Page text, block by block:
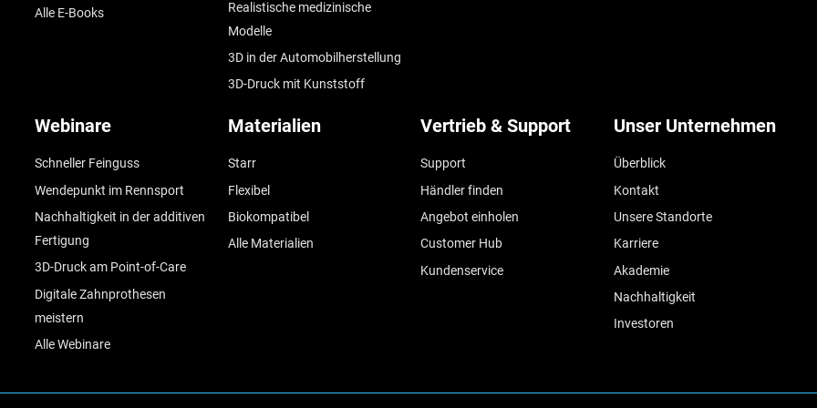
Alle E-Books
Realistische medizinische
Modelle
3D in der Automobilherstellung
3D-Druck mit Kunststoff
Webinare
Schneller Feinguss
Wendepunkt im Rennsport
Nachhaltigkeit in der additiven
Fertigung
3D-Druck am Point-of-Care
Digitale Zahnprothesen
meistern
Alle Webinare
Materialien
Starr
Flexibel
Biokompatibel
Alle Materialien
Vertrieb & Support
Support
Händler finden
Angebot einholen
Customer Hub
Kundenservice
Unser Unternehmen
Überblick
Kontakt
Unsere Standorte
Karriere
Akademie
Nachhaltigkeit
Investoren